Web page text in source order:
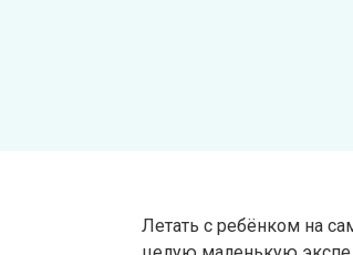
Летать с ребёнком на